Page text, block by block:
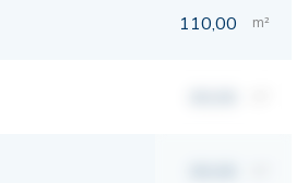
110,00 m²